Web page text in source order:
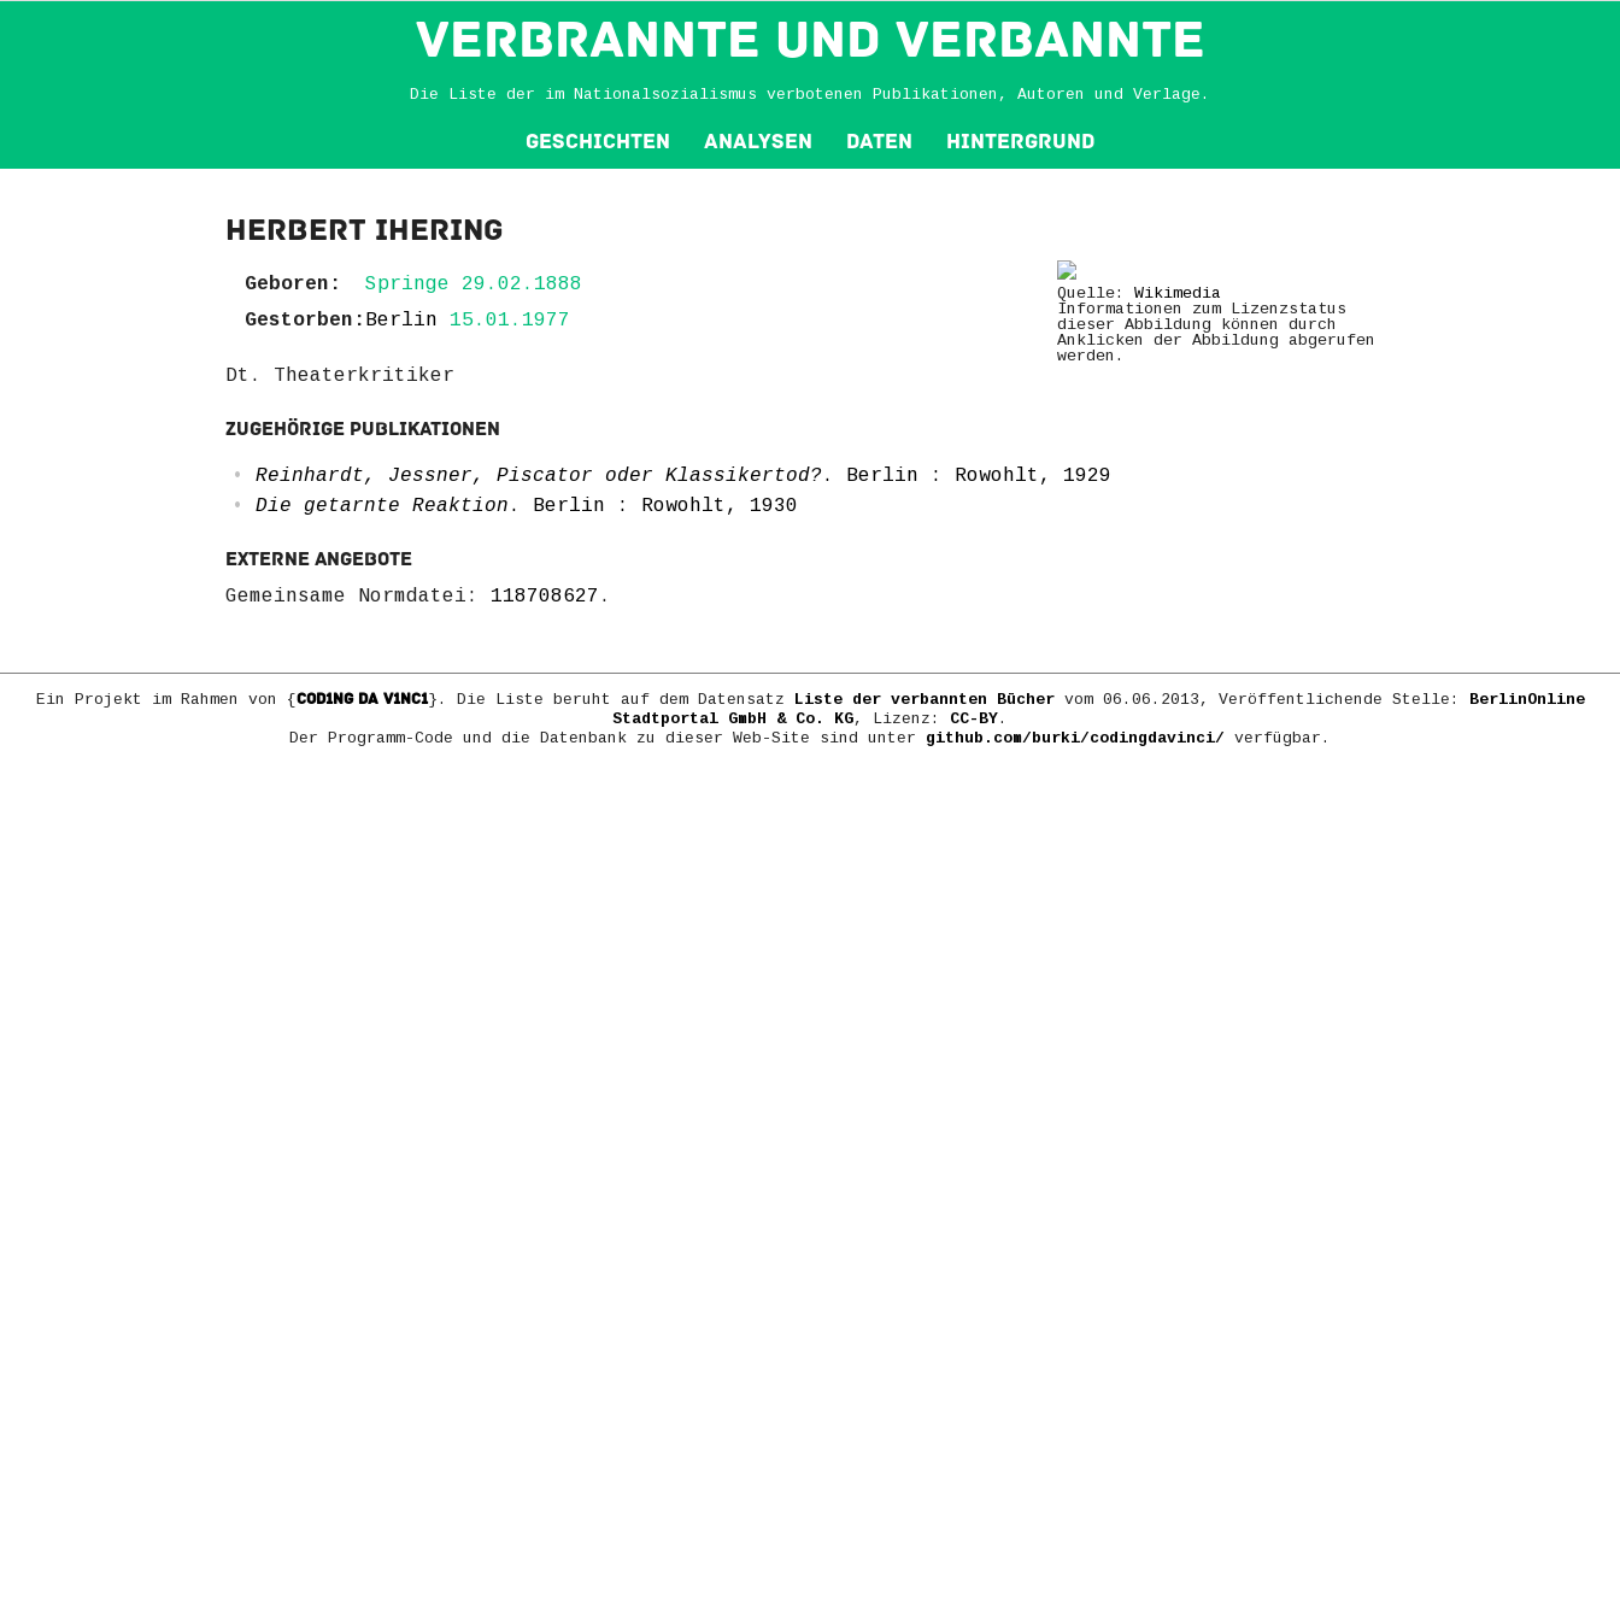
VERBRANNTE und VERBANNTE
Die Liste der im Nationalsozialismus verbotenen Publikationen, Autoren und Verlage.
Geschichten Analysen Daten Hintergrund
Herbert Ihering
Quelle: Wikimedia
Informationen zum Lizenzstatus
dieser Abbildung können durch
Anklicken der Abbildung abgerufen
werden.
Geboren:
Springe 29.02.1888
Gestorben: Berlin 15.01.1977
Dt. Theaterkritiker
Zugehörige Publikationen
Reinhardt, Jessner, Piscator oder Klassikertod?. Berlin : Rowohlt, 1929
Die getarnte Reaktion . Berlin : Rowohlt, 1930
Externe Angebote
Gemeinsame Normdatei: 118708627 .
Ein Projekt im Rahmen von {COD1NG DA V1NC1}. Die Liste beruht auf dem Datensatz Liste der verbannten Büchervom 06.06.2013, Veröffentlichende Stelle:
BerlinOnline
Stadtportal GmbH & Co. KG, Lizenz: CC-BY.
Der Programm-Code und die Datenbank zu dieser Web-Site sind unter github.com/burki/codingdavinci/ verfügbar.